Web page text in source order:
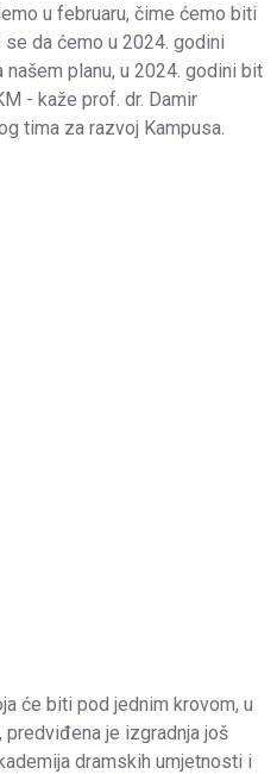
u februaru, čime ćemo biti
da ćemo u 2024. godini
planu, u 2024. godini bit
- kaže prof. dr. Damir
tima za razvoj Kampusa.
će biti pod jednim krovom, u
je izgradnja još
dramskih umjetnosti i